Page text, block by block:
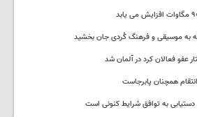
به موسیقی و فرهنگ کُردی جان بخشید
عفو فعالان کرد در آلمان شد
همچنان پابرجاست
دستیابی به توافق شرایط کنونی است